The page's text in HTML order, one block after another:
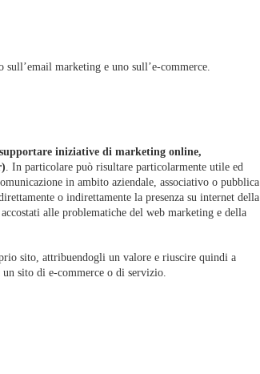
marketing e uno sull’e-commerce.
iniziative di marketing online,
. In particolare può risultare particolarmente utile ed
in ambito aziendale, associativo o pubblica
o indirettamente la presenza su internet della
alle problematiche del web marketing e della
sito, attribuendogli un valore e riuscire quindi a
sito di e-commerce o di servizio.